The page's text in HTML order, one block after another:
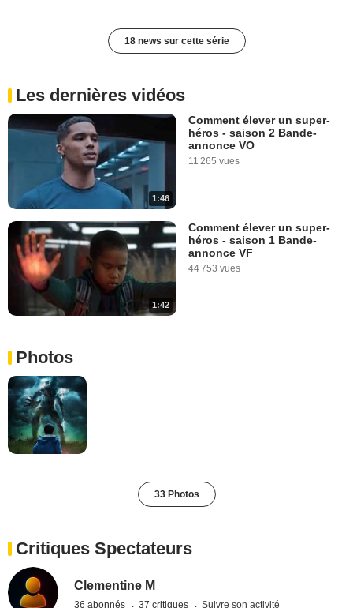
18 news sur cette série
Les dernières vidéos
1:46
Comment élever un super-
héros - saison 2 Bande-
annonce VO
11 265 vues
1:42
Comment élever un super-
héros - saison 1 Bande-
annonce VF
44 753 vues
Photos
33 Photos
Critiques Spectateurs
Clementine M
36 abonnés 37 critiques Suivre son activité